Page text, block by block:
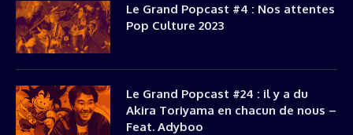
Le Grand Popcast #4 : Nos attentes
Pop Culture 2023
Le Grand Popcast #24 : il y a du
Akira Toriyama en chacun de nous –
Feat. Adyboo